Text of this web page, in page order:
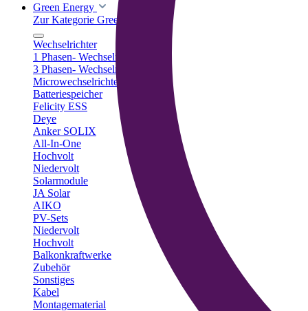
Green Energy
Zur Kategorie Green Energy
Wechselrichter
1 Phasen- Wechselrichter
3 Phasen- Wechselrichter
Microwechselrichter
Batteriespeicher
Felicity ESS
Deye
Anker SOLIX
All-In-One
Hochvolt
Niedervolt
Solarmodule
JA Solar
AIKO
PV-Sets
Niedervolt
Hochvolt
Balkonkraftwerke
Zubehör
Sonstiges
Kabel
Montagematerial